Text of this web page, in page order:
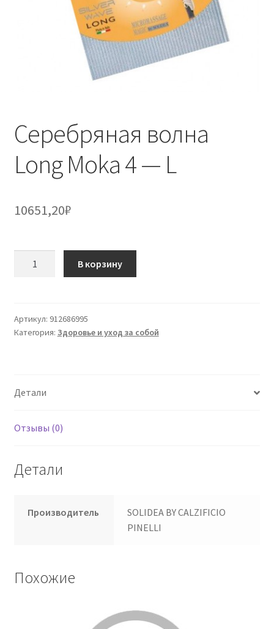
Серебряная волна
Long Moka 4 — L
10651,20₽
Long
Moka
В корзину
Артикул: 912686995
Категория: Здоровье и уход за собой
Детали
Отзывы (0)
Детали
Производитель
SOLIDEA BY CALZIFICIO
PINELLI
Похожие